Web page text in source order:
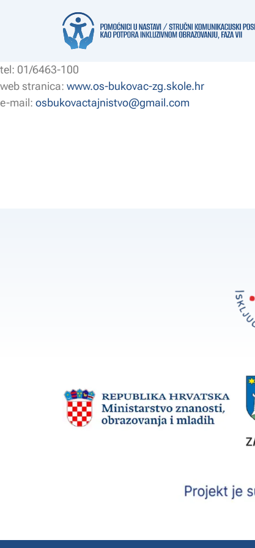
Trnac 42, 10 000 Zagreb
tel: 01/6463-100
web stranica: www.os-bukovac-zg.skole.hr
e-mail: osbukovactajnistvo@gmail.com